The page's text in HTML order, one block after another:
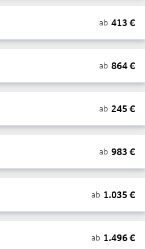
ab 413 €
ab 864€
ab 245 €
ab 983 €
ab 1.035 €
ab 1.496€